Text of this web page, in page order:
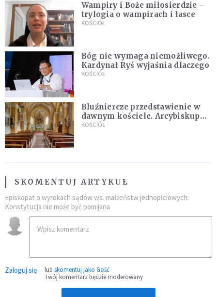
Wampiry i Boże miłosierdzie –
trylogia o wampirach i łasce
KOŚCIÓŁ
Bóg nie wymaga niemożliwego.
Kardynał Ryś wyjaśnia dlaczego
KOŚCIÓŁ
Bluźniercze przedstawienie w
dawnym kościele. Arcybiskup
stanowczo reaguje
KOŚCIÓŁ
SKOMENTUJ ARTYKUŁ
Episkopat o wyrokach sądów ws. małżeństw jednopłciowych:
Konstytucja nie może być pomijana
Zaloguj się lub skomentuj jako Gość
Twój komentarz będzie moderowany